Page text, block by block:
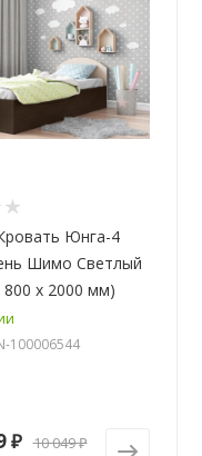
Юнга-4
Шимо Светлый
800 х 2000 мм)
100006544
₽ 10 049 ₽